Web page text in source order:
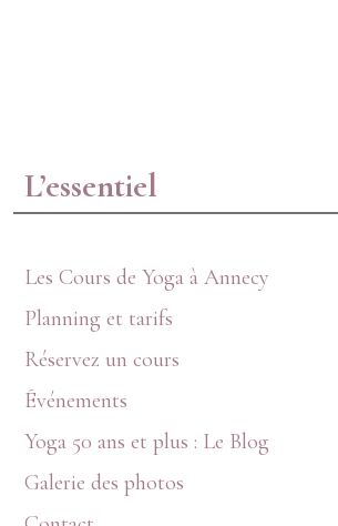
L’essentiel
Les Cours de Yoga à Annecy
Planning et tarifs
Réservez un cours
Événements
Yoga 50 ans et plus : Le Blog
Galerie des photos